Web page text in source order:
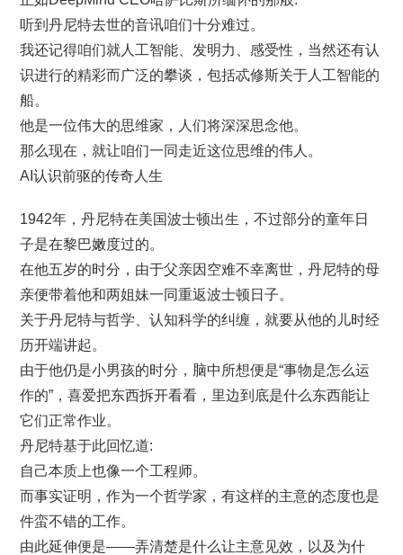
听到丹尼特去世的音讯咱们十分难过。
我还记得咱们就人工智能、发明力、感受性，当然还有认
识进行的精彩而广泛的攀谈，包括忒修斯关于人工智能的
船。
他是一位伟大的思维家，人们将深深思念他。
那么现在，就让咱们一同走近这位思维的伟人。
AI认识前驱的传奇人生
1942年，丹尼特在美国波士顿出生，不过部分的童年日
子是在黎巴嫩度过的。
在他五岁的时分，由于父亲因空难不幸离世，丹尼特的母
亲便带着他和两姐妹一同重返波士顿日子。
关于丹尼特与哲学、认知科学的纠缠，就要从他的儿时经
历开端讲起。
由于他仍是小男孩的时分，脑中所想便是“事物是怎么运
作的”，喜爱把东西拆开看看，里边到底是什么东西能让
它们正常作业。
丹尼特基于此回忆道:
自己本质上也像一个工程师。
而事实证明，作为一个哲学家，有这样的主意的态度也是
件蛮不错的工作。
由此延伸便是——弄清楚是什么让主意见效，以及为什